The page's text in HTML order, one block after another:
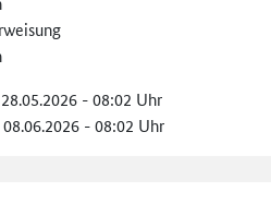
- 08:02 Uhr
- 08:02 Uhr